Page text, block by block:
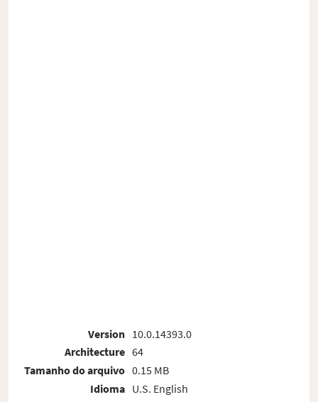
Version
Architecture
Tamanho do arquivo
Idioma
10.0.14393.0
64
0.15 MB
U.S. English